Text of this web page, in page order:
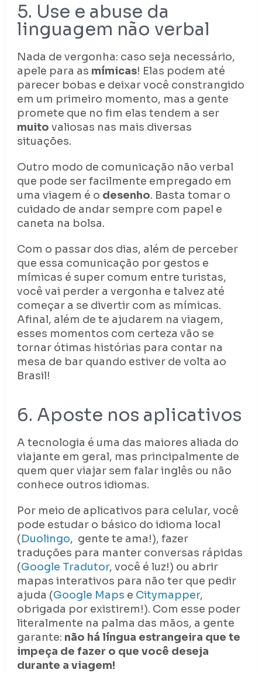
5. Use e abuse da
linguagem não verbal
Nada de vergonha: caso seja necessário,
apele para as mímicas! Elas podem até
parecer bobas e deixar você constrangido
em um primeiro momento, mas a gente
promete que no fim elas tendem a ser
muito valiosas nas mais diversas
situações.
Outro modo de comunicação não verbal
que pode ser facilmente empregado em
uma viagem é o desenho. Basta tomar o
cuidado de andar sempre com papel e
caneta na bolsa.
Com o passar dos dias, além de perceber
que essa comunicação por gestos e
mímicas é super comum entre turistas,
você vai perder a vergonha e talvez até
começar a se divertir com as mímicas.
Afinal, além de te ajudarem na viagem,
esses momentos com certeza vão se
tornar ótimas histórias para contar na
mesa de bar quando estiver de volta ao
Brasil!
6. Aposte nos aplicativos
A tecnologia é uma das maiores aliada do
viajante em geral, mas principalmente de
quem quer viajar sem falar inglês ou não
conhece outros idiomas.
Por meio de aplicativos para celular, você
pode estudar o básico do idioma local
(Duolingo, gente te ama!), fazer
traduções para manter conversas rápidas
(Google Tradutor, você é luz!) ou abrir
mapas interativos para não ter que pedir
ajuda (Google Maps e Citymapper,
obrigada por existirem!). Com esse poder
literalmente na palma das mãos, a gente
garante: não há língua estrangeira que te
impeça de fazer o que você deseja
durante a viagem!